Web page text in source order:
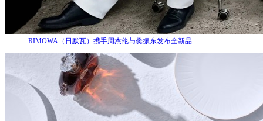
RIMOWA（日默瓦）携手周杰伦与樊振东发布全新品